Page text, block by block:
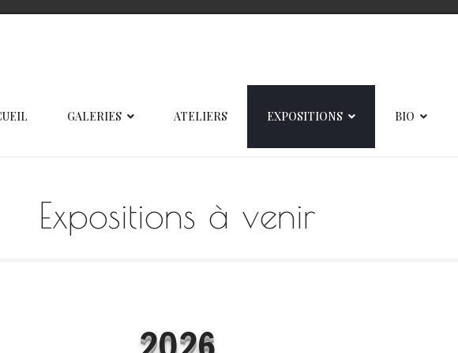
GALERIES ATELIERS EXPOSITIONS BIO
Expositions à venir